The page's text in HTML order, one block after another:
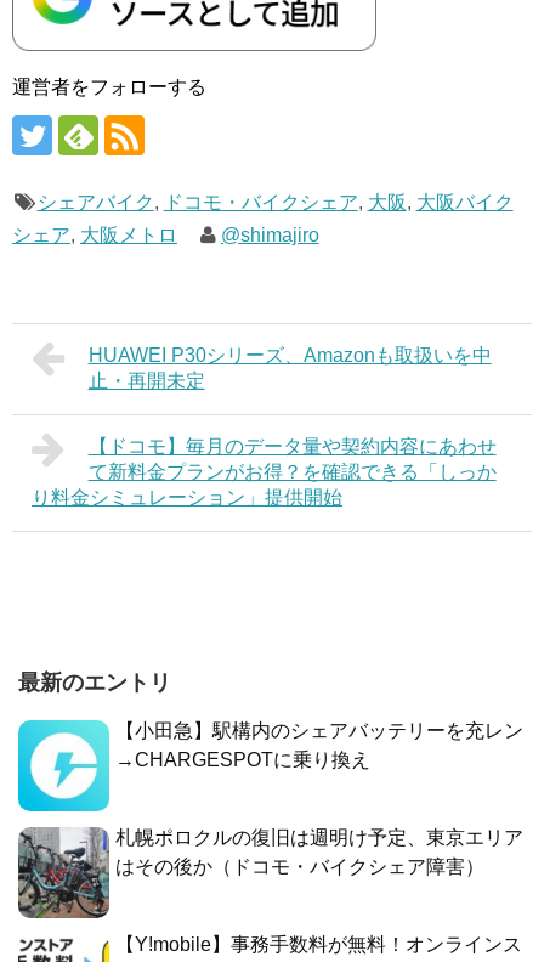
運営者をフォローする
シェアバイク , ドコモ・バイクシェア, 大阪, 大阪バイク
シェア, 大阪メトロ @shimajiro
HUAWEI P30シリーズ、Amazonも取扱いを中
止・再開未定
【ドコモ】毎月のデータ量や契約内容にあわせ
て新料金プランがお得？を確認できる「しっか
り料金シミュレーション」提供開始
最新のエントリ
【小田急】駅構内のシェアバッテリーを充レン
→CHARGESPOTに乗り換え
札幌ポロクルの復旧は週明け予定、東京エリア
はその後か（ドコモ・バイクシェア障害）
【Y!mobile】事務手数料が無料！オンラインス